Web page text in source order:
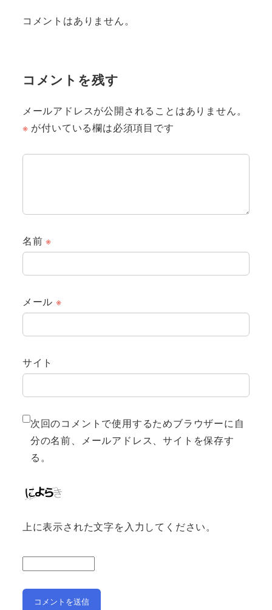
コメントはありません。
コメントを残す
メールアドレスが公開されることはありません。
※ が付いている欄は必須項目です
名前※
メール ※
サイト
次回のコメントで使用するためブラウザーに自
分の名前、メールアドレス、サイトを保存す
る。
上に表示された文字を入力してください。